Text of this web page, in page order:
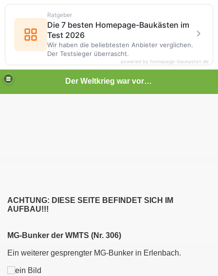
Der Weltkrieg war vor deiner Tür
ACHTUNG: DIESE SEITE BEFINDET SICH IM
AUFBAU!!!
MG-Bunker der WMTS (Nr. 306)
Ein weiterer gesprengter MG-Bunker in Erlenbach.
Ratgeber
Die 7 besten Homepage-Baukästen im
Test 2026
Wir haben die beliebtesten Anbieter verglichen.
Der Testsieger überrascht.
powered by homepage-baukasten.de